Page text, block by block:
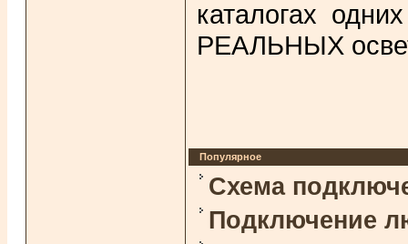
каталогах
РЕАЛЬНЫХ
Популярное
Схема
Подключение